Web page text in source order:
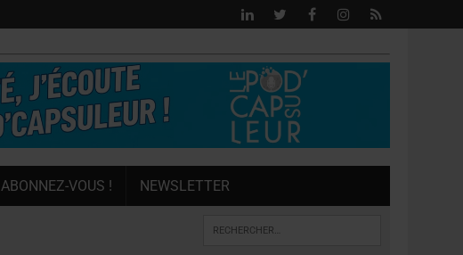
ABONNEZ-VOUS ! NEWSLETTER